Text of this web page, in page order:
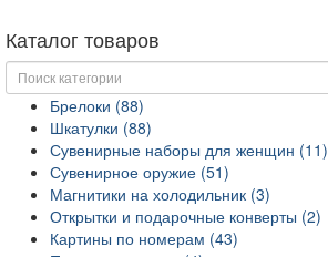
Каталог товаров
Брелоки (88)
Шкатулки (88)
Сувенирные наборы для женщин (11)
Сувенирное оружие (51)
Магнитики на холодильник (3)
Открытки и подарочные конверты (2)
Картины по номерам (43)